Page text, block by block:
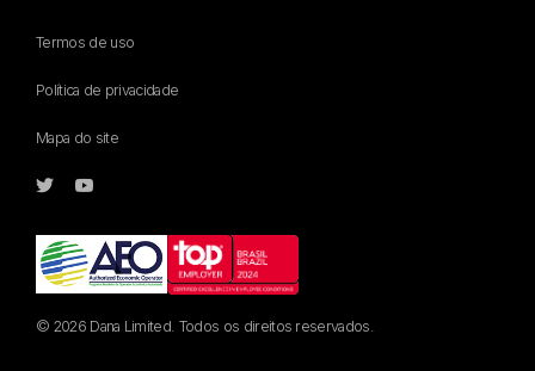
Termos de uso
Política de privacidade
Mapa do site
© 2026 Dana Limited. Todos os direitos reservados.